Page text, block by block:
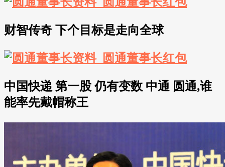
财智传奇 下个目标是走向全球
中国快递 第一股 仍有变数 中通 圆通,谁
能率先戴帽称王